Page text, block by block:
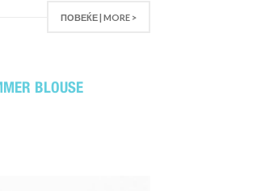
ПОВЕЌЕ | MORE >
BLOUSE